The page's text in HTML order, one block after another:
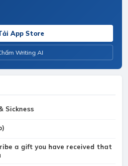
App Store
Writing AI
Sickness
a gift you have received that